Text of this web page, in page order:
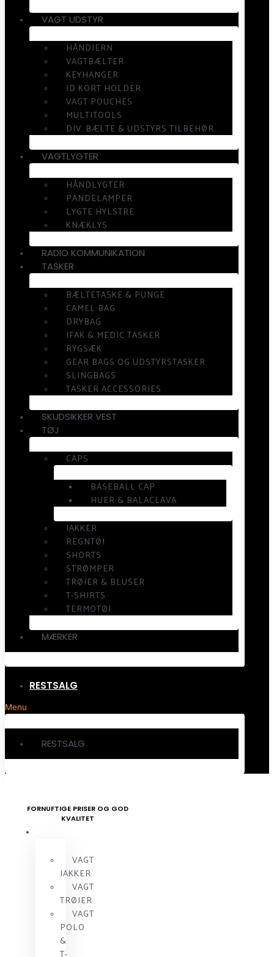
VAGT UDSTYR
HÅNDJERN
VAGTBÆLTER
KEYHANGER
ID KORT HOLDER
VAGT POUCHES
MULTITOOLS
DIV. BÆLTE & UDSTYRS TILBEHØR
VAGTLYGTER
HÅNDLYGTER
PANDELAMPER
LYGTE HYLSTRE
KNÆKLYS
RADIO KOMMUNIKATION
TASKER
BÆLTETASKE & PUNGE
CAMEL BAG
DRYBAG
IFAK & MEDIC TASKER
RYGSÆK
GEAR BAGS OG UDSTYRSTASKER
SLINGBAGS
TASKER ACCESSORIES
SKUDSIKKER VEST
TØJ
CAPS
BASEBALL CAP
HUER & BALACLAVA
JAKKER
REGNTØJ
SHORTS
STRØMPER
TRØJER & BLUSER
T-SHIRTS
TERMOTØJ
MÆRKER
RESTSALG
Menu
RESTSALG
FORNUFTIGE PRISER OG GOD
KVALITET
VAGT
JAKKER
VAGT
TRØJER
VAGT
POLO
&
T-